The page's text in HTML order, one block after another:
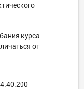
курса
от